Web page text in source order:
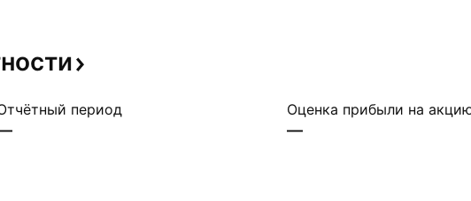
период Оценка прибыли на
—